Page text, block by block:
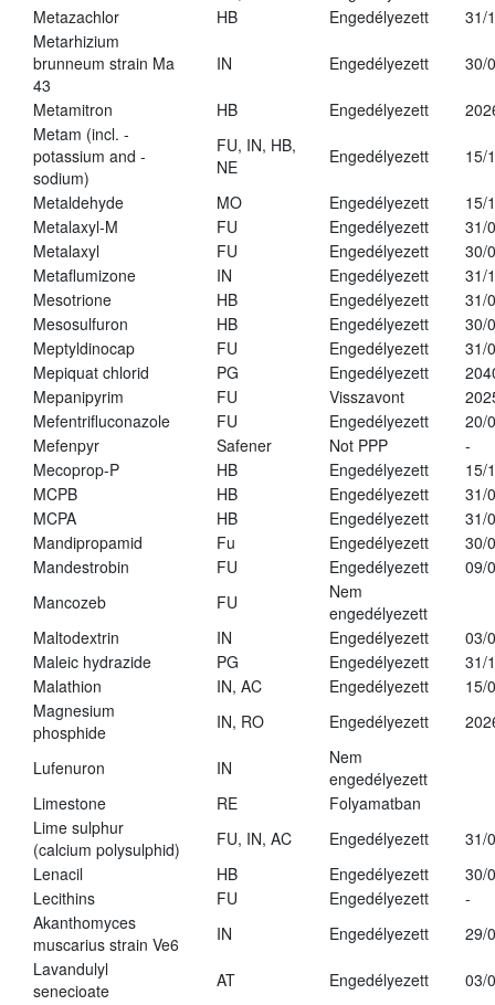
Metazachlor
HB Engedélyezett
31/
Metarhizium
brunneum strain Ma
43
IN Engedélyezett 30/
Metamitron HB Engedélyezett
Metam (incl. -
potassium and -
sodium)
FU, IN, HB,
NE
Engedélyezett 15/
Metaldehyde MO Engedélyezett
15/
Metalaxyl-M
FU Engedélyezett
31/
Metalaxyl
FU Engedélyezett
30/
Metaflumizone
IN Engedélyezett
31/
Mesotrione
HB Engedélyezett
31/
Mesosulfuron
HB Engedélyezett
30/
Meptyldinocap
FU Engedélyezett
31/
Mepiquat chlorid
PG Engedélyezett
Mepanipyrim
FU Visszavont
Mefentrifluconazole
FU Engedélyezett
20/
Mefenpyr
Safener Not PPP
-
Mecoprop-P
HB Engedélyezett
15/
MCPB
HB Engedélyezett
31/
MCPA
HB Engedélyezett
31/
Mandipropamid
Fu Engedélyezett
30/
Mandestrobin
FU Engedélyezett
09/
Mancozeb
FU
Nem
engedélyezett
Maltodextrin
IN Engedélyezett
03/
Maleic hydrazide
PG Engedélyezett
31/
Malathion
IN, AC Engedélyezett
15/
Magnesium
phosphide
IN, RO Engedélyezett
Lufenuron IN
Nem
engedélyezett
Limestone
RE
Folyamatban
Lime sulphur
(calcium polysulphid)
FU, IN, AC Engedélyezett
31/
Lenacil
HB Engedélyezett
30/
Lecithins
FU Engedélyezett
-
Akanthomyces
muscarius strain Ve6
IN Engedélyezett
29/
Lavandulyl
senecioate
AT Engedélyezett
03/